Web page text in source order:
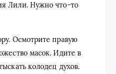
Лили. Нужно что-то
Осмотрите правую
масок. Идите в
колодец духов.